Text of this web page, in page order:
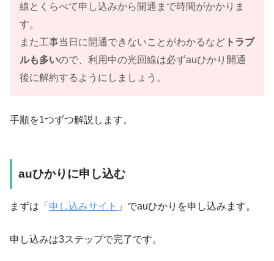
線とくらべて申し込みから開通まで時間がかかりま
す。
また工事当日に開通できないことがわかるなど トラブ
ルも多いので、利用中の光回線は必ずauひかり開通
後に解約するようにしましょう。
手順を1つずつ解説します。
auひかりに申し込む
まずは「 申し込みサイト 」でauひかりを申し込みます。
申し込みは3ステップで完了です。